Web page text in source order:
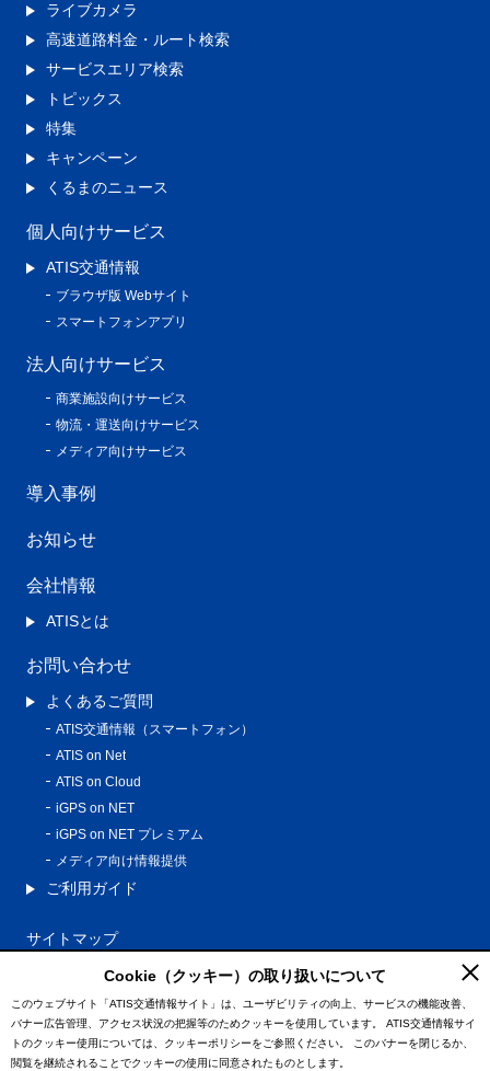
ライブカメラ
高速道路料金・ルート検索
サービスエリア検索
トピックス
特集
キャンペーン
くるまのニュース
個人向けサービス
ATIS交通情報
ブラウザ版 Webサイト
スマートフォンアプリ
法人向けサービス
商業施設向けサービス
物流・運送向けサービス
メディア向けサービス
導入事例
お知らせ
会社情報
ATISとは
お問い合わせ
よくあるご質問
ATIS交通情報（スマートフォン）
ATIS on Net
ATIS on Cloud
iGPS on NET
iGPS on NET プレミアム
メディア向け情報提供
ご利用ガイド
サイトマップ
プライバシーポリシー
利用規約
特定商取引法に基づく表記
情報の外部通信について
Cookie（クッキー）の取り扱いについて
このウェブサイト「ATIS交通情報サイト」は、ユーザビリティの向上、サービスの機能改善、
バナー広告管理、アクセス状況の把握等のためクッキーを使用しています。
ATIS交通情報サイ
トのクッキー使用については、クッキーポリシーをご参照ください。
このバナーを閉じるか、
閲覧を継続されることでクッキーの使用に同意されたものとします。